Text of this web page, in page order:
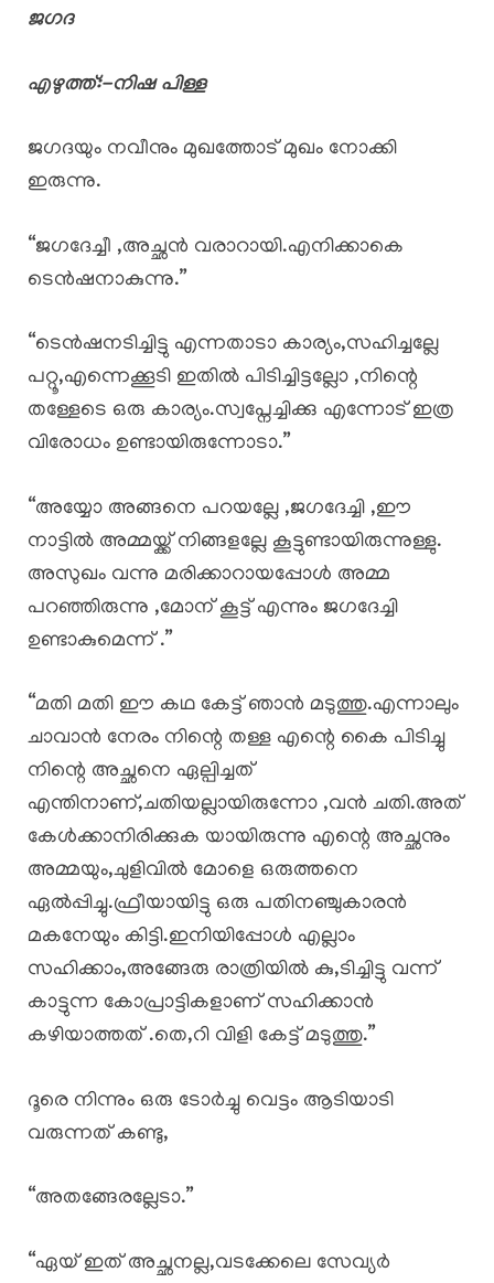
ജഗദ
എഴുത്ത്:-നിഷ പിള്ള
ജഗദയും നവീനും മുഖത്തോട് മുഖം നോക്കി
ഇരുന്നു.
“ജഗദേച്ചീ ,അച്ഛൻ വരാറായി.എനിക്കാകെ
ടെൻഷനാകുന്നു.”
“ടെൻഷനടിച്ചിട്ടു എന്നതാടാ കാര്യം,സഹിച്ചല്ലേ
പറ്റൂ,എന്നെക്കൂടി ഇതിൽ പിടിച്ചിട്ടല്ലോ ,നിന്റെ
തള്ളേടെ ഒരു കാര്യം.സ്വപ്നേച്ചിക്കു എന്നോട് ഇത്ര
വിരോധം ഉണ്ടായിരുന്നോടാ.”
“അയ്യോ അങ്ങനെ പറയല്ലേ ,ജഗദേച്ചി ,ഈ
നാട്ടിൽ അമ്മയ്ക്ക് നിങ്ങളല്ലേ കൂട്ടുണ്ടായിരുന്നുള്ളു.
അസുഖം വന്നു മരിക്കാറായപ്പോൾ അമ്മ
പറഞ്ഞിരുന്നു ,മോന് കൂട്ട് എന്നും ജഗദേച്ചി
ഉണ്ടാകുമെന്ന് .”
“മതി മതി ഈ കഥ കേട്ട് ഞാൻ മടുത്തു.എന്നാലും
ചാവാൻ നേരം നിന്റെ തള്ള എന്റെ കൈ പിടിച്ചു
നിന്റെ അച്ഛനെ ഏല്പിച്ചത്
എന്തിനാണ്,ചതിയല്ലായിരുന്നോ ,വൻ ചതി.അത്
കേൾക്കാനിരിക്കുക യായിരുന്നു എന്റെ അച്ഛനും
അമ്മയും,ചുളിവിൽ മോളെ ഒരുത്തനെ
ഏൽപ്പിച്ചു.ഫ്രീയായിട്ടു ഒരു പതിനഞ്ചുകാരൻ
മകനേയും കിട്ടി.ഇനിയിപ്പോൾ എല്ലാം
സഹിക്കാം,അങ്ങേരു രാത്രിയിൽ കു,ടിച്ചിട്ടു വന്ന്
കാട്ടുന്ന കോപ്രാട്ടികളാണ് സഹിക്കാൻ
കഴിയാത്തത് .തെ,റി വിളി കേട്ട് മടുത്തു.”
ദൂരെ നിന്നും ഒരു ടോർച്ചു വെട്ടം ആടിയാടി
വരുന്നത് കണ്ടു,
“അതങ്ങേരല്ലേടാ.”
“ഏയ് ഇത് അച്ഛനല്ല,വടക്കേലെ സേവ്യർ